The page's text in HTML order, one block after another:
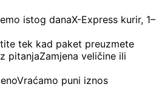
istog danaX-Express kurir, 1–
tek kad paket preuzmete
pitanjaZamjena veličine ili
Vraćamo puni iznos